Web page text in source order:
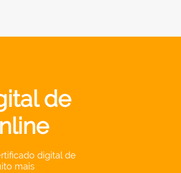
de
digital de
mais